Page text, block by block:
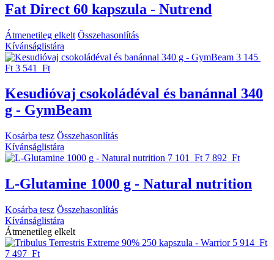
Fat Direct 60 kapszula - Nutrend
Átmenetileg elkelt Összehasonlítás
Kívánságlistára
3 145
Ft 3 541 Ft
Kesudióvaj csokoládéval és banánnal 340
g - GymBeam
Kosárba tesz Összehasonlítás
Kívánságlistára
7 101 Ft 7 892 Ft
L-Glutamine 1000 g - Natural nutrition
Kosárba tesz Összehasonlítás
Kívánságlistára
Átmenetileg elkelt
5 914 Ft
7 497 Ft